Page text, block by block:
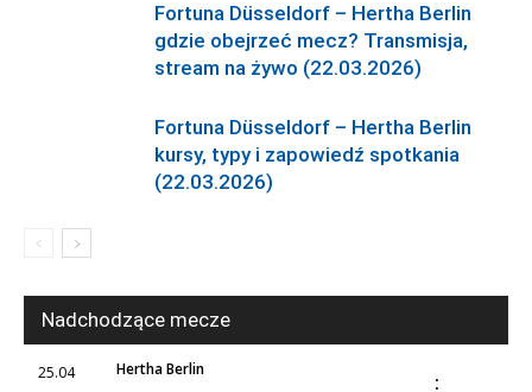
Fortuna Düsseldorf – Hertha Berlin
gdzie obejrzeć mecz? Transmisja,
stream na żywo (22.03.2026)
Fortuna Düsseldorf – Hertha Berlin
kursy, typy i zapowiedź spotkania
(22.03.2026)
Nadchodzące mecze
25.04
Hertha Berlin
: